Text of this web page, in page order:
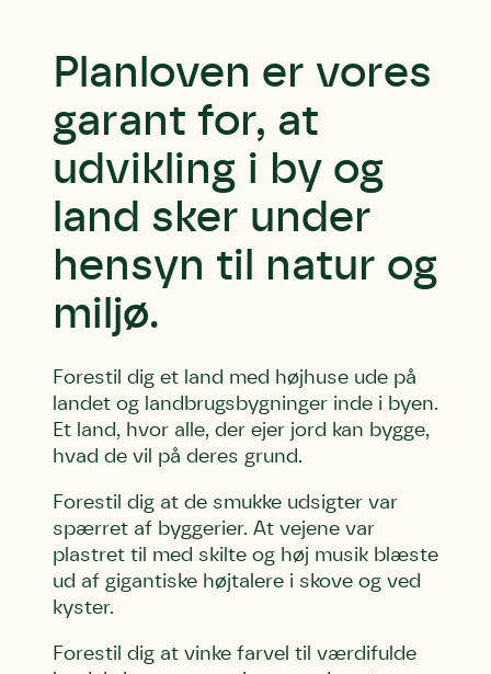
Planloven er vores
garant for, at
udvikling i by og
land sker under
hensyn til natur og
miljø.
Forestil dig et land med højhuse ude på
landet og landbrugsbygninger inde i byen.
Et land, hvor alle, der ejer jord kan bygge,
hvad de vil på deres grund.
Forestil dig at de smukke udsigter var
spærret af byggerier. At vejene var
plastret til med skilte og høj musik blæste
ud af gigantiske højtalere i skove og ved
kyster.
Forestil dig at vinke farvel til værdifulde